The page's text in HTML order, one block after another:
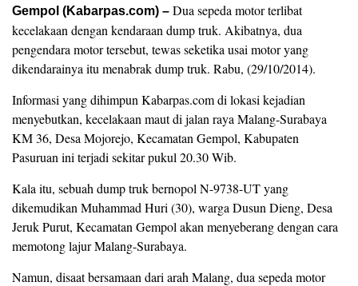
Gempol (Kabarpas.com) – Dua sepeda motor terlibat
kecelakaan dengan kendaraan dump truk. Akibatnya, dua
pengendara motor tersebut, tewas seketika usai motor yang
dikendarainya itu menabrak dump truk. Rabu, (29/10/2014).
Informasi yang dihimpun Kabarpas.com di lokasi kejadian
menyebutkan, kecelakaan maut di jalan raya Malang-Surabaya
KM 36, Desa Mojorejo, Kecamatan Gempol, Kabupaten
Pasuruan ini terjadi sekitar pukul 20.30 Wib.
Kala itu, sebuah dump truk bernopol N-9738-UT yang
dikemudikan Muhammad Huri (30), warga Dusun Dieng, Desa
Jeruk Purut, Kecamatan Gempol akan menyeberang dengan cara
memotong lajur Malang-Surabaya.
Namun, disaat bersamaan dari arah Malang, dua sepeda motor